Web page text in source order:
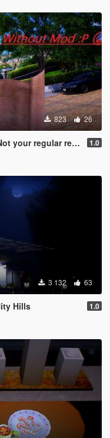
823 26
remove head mod) 1.0
3 132 63
Hills 1.0